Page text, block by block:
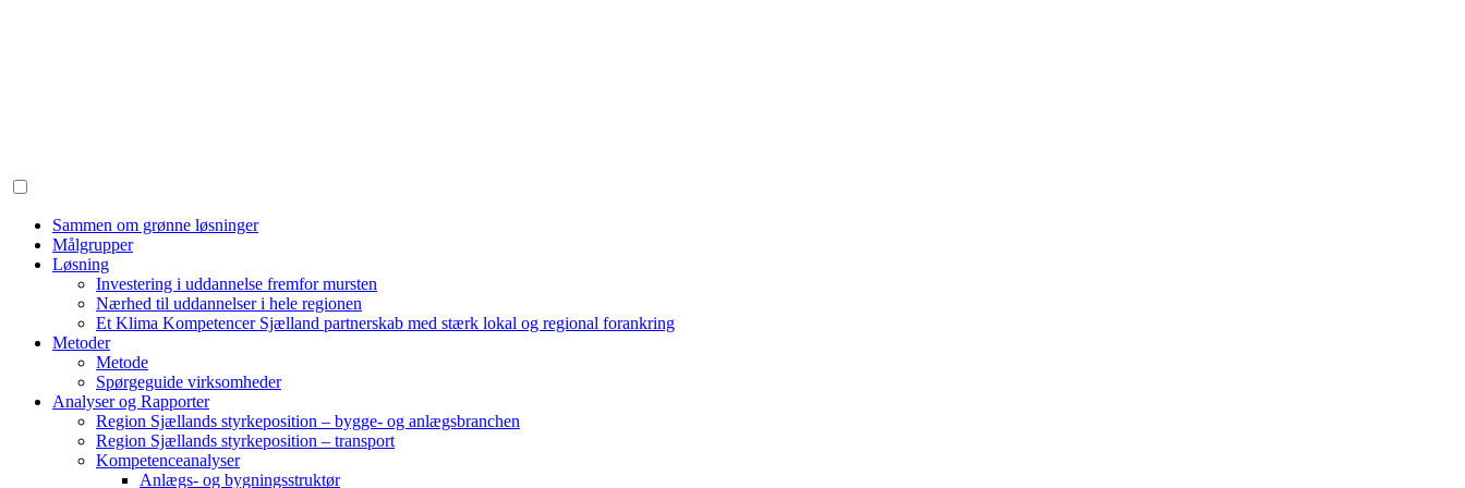
Sammen om grønne løsninger
Målgrupper
Løsning
Investering i uddannelse fremfor mursten
Nærhed til uddannelser i hele regionen
Et Klima Kompetencer Sjælland partnerskab med stærk lokal og regional forankring
Metoder
Metode
Spørgeguide virksomheder
Analyser og Rapporter
Region Sjællands styrkeposition – bygge- og anlægsbranchen
Region Sjællands styrkeposition – transport
Kompetenceanalyser
Anlægs- og bygningsstruktør